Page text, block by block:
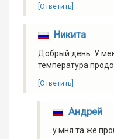
[Ответить]
Никита
Добрый день. У
температура
[Ответить]
Андрей
у мня та же